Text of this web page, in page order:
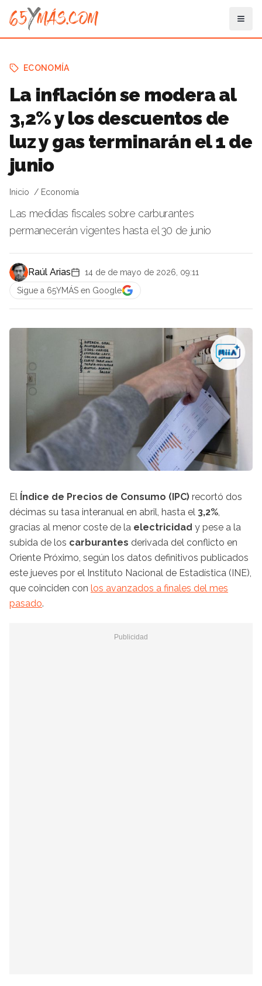
ECONOMÍA
La inflación se modera al
3,2% y los descuentos de
luz y gas terminarán el 1 de
junio
Inicio Economía
Las medidas fiscales sobre carburantes
permanecerán vigentes hasta el 30 de junio
Raúl Arias
14 de de mayo de 2026, 09:11
Sigue a 65YMÁS en Google
El Índice de Precios de Consumo (IPC) recortó dos
décimas su tasa interanual en abril, hasta el 3,2%,
gracias al menor coste de la electricidad y pese a la
subida de los carburantes derivada del conflicto en
Oriente Próximo, según los datos definitivos publicados
este jueves por el Instituto Nacional de Estadística (INE),
que coinciden con los avanzados a finales del mes
pasado.